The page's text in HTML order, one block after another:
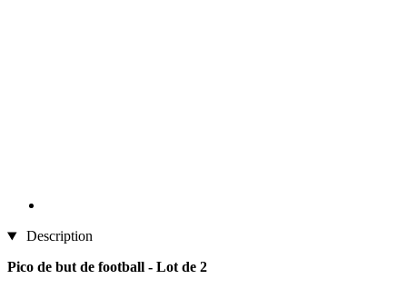
Description
Pico de but de football - Lot de 2